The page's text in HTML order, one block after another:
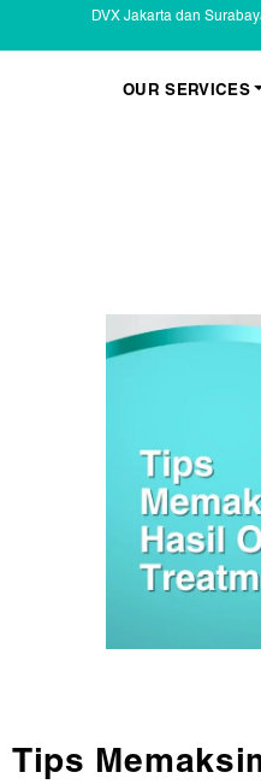
DVX Jakarta dan
OUR SERVICES
Infeksi
Non
Tips